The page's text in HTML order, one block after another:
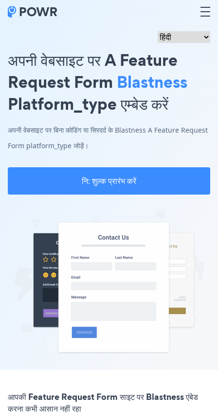
अपनी वेबसाइट पर A Feature
Request Form Blastness
Platform_type एम्बेड करें
अपनी वेबसाइट पर बिना कोडिंग या सिरदर्द के Blastness A Feature Request
Form platform_type जोड़ें।
नि: शुल्क प्रारंभ करें
आपकी Feature Request Form साइट पर Blastness एंबेड
करना कभी आसान नहीं रहा